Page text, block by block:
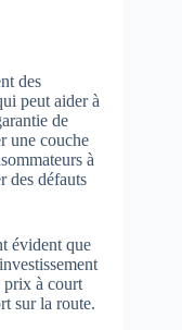
des
peut aider à
de
une couche
à
des défauts
évident que
prix à court
sur la route.